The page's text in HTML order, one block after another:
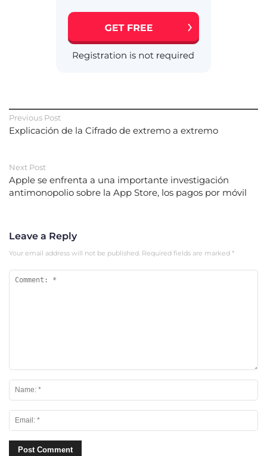
Previous Post
Explicación de la Cifrado de extremo a extremo
Next Post
Apple se enfrenta a una importante investigación
antimonopolio sobre la App Store, los pagos por móvil
Leave a Reply
Your email address will not be published. Required fields are marked *